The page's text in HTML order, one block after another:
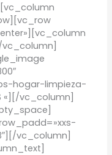
hogar-limpieza-
«][/vc_column]
vc_column]